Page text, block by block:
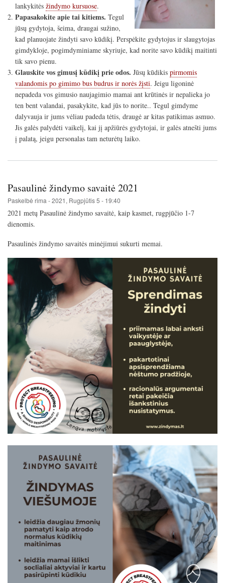
kaip
lankykitės žindymo kursuose.
Papasakokite apie tai kitiems. Tegul
jūsų gydytoja, šeima, draugai sužino,
kad planuojate žindyti savo kūdikį. Perspėkite gydytojus ir slaugytojas
gimdykloje, pogimdyminiame skyriuje, kad norite savo kūdikį maitinti
tik savo pienu.
Glauskite vos gimusį kūdikį prie odos. Jūsų kūdikis pirmomis
valandomis po gimimo bus budrus ir norės žįsti. Jeigu ligoninė
nepadeda vos gimusio naujagimio mamai ant krūtinės ir nepalieka jo
ten bent valandai, pasakykite, kad jūs to norite.. Tegul gimdyme
dalyvauja ir jums vėliau padeda tėtis, draugė ar kitas patikimas asmuo.
Jis galės palydėti vaikelį, kai jį apžiūrės gydytojai, ir galės atnešti jums
į palatą, jeigu personalas tam neturėtų laiko.
Pasaulinė žindymo savaitė 2021
Paskelbė rima -2021, Rugpjūtis 5 - 19:40
2021 metų Pasaulinė žindymo savaitė, kaip kasmet, rugpjūčio 1-7
dienomis.
Pasaulinės žindymo savaitės minėjimui sukurti memai.